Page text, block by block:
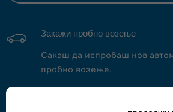
Закажи пробно возење
Сакаш да испробаш нов
пробно возење.